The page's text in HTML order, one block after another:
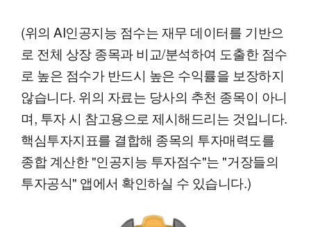
(위의 AI인공지능 점수는 재무 데이터를 기반으
로 전체 상장 종목과 비교/분석하여 도출한 점수
로 높은 점수가 반드시 높은 수익률을 보장하지
않습니다. 위의 자료는 당사의 추천 종목이 아니
며, 투자 시 참고용으로 제시해드리는 것입니다.
핵심투자지표를 결합해 종목의 투자매력도를
종합 계산한 "인공지능 투자점수"는 "거장들의
투자공식" 앱에서 확인하실 수 있습니다.)